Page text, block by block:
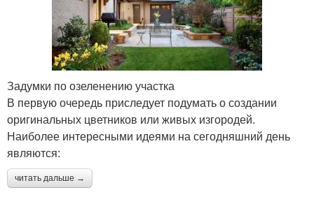
Задумки по озеленению участка
В первую очередь приследует подумать о создании
оригинальных цветников или живых изгородей.
Наиболее интересными идеями на сегодняшний день
являются:
читать дальше →